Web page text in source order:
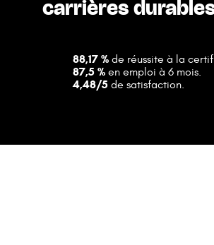
carrières
88,17 %de réussite à la
87,5 %en emploi à 6 mois.
4,48/5de satisfaction.